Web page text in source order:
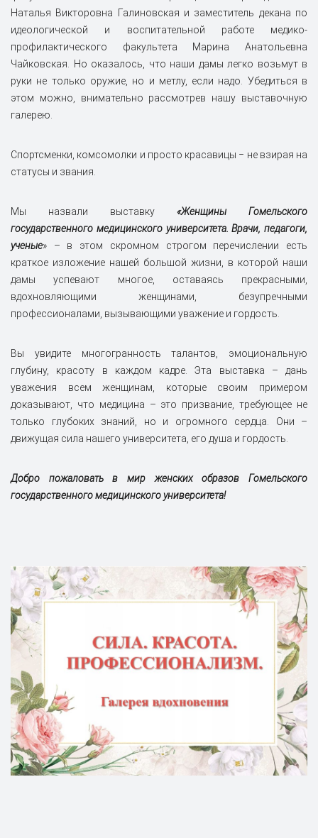
Наталья Викторовна Галиновская и заместитель декана по
идеологической и воспитательной работе медико-
профилактического факультета Марина Анатольевна
Чайковская. Но оказалось, что наши дамы легко возьмут в
руки не только оружие, но и метлу, если надо. Убедиться в
этом можно, внимательно рассмотрев нашу выставочную
галерею.
Спортсменки, комсомолки и просто красавицы ‒ не взирая на
статусы и звания.
Мы назвали выставку «Женщины Гомельского
государственного медицинского университета. Врачи, педагоги,
ученые» – в этом скромном строгом перечислении есть
краткое изложение нашей большой жизни, в которой наши
дамы успевают многое, оставаясь прекрасными,
вдохновляющими женщинами, безупречными
профессионалами, вызывающими уважение и гордость.
Вы увидите многогранность талантов, эмоциональную
глубину, красоту в каждом кадре. Эта выставка – дань
уважения всем женщинам, которые своим примером
доказывают, что медицина – это призвание, требующее не
только глубоких знаний, но и огромного сердца. Они –
движущая сила нашего университета, его душа и гордость.
Добро пожаловать в мир женских образов Гомельского
государственного медицинского университета!